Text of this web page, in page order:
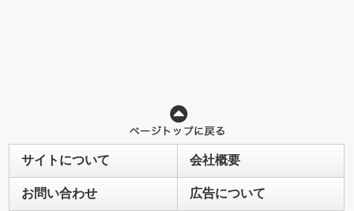
サイトについて 会社概要
お問い合わせ 広告について